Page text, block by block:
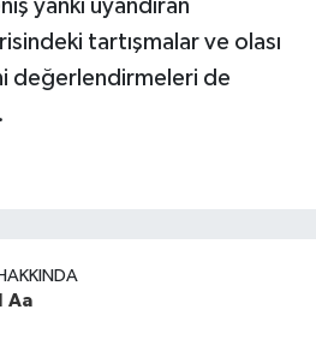
yankı uyandıran
tartışmalar ve olası
değerlendirmeleri de
Aa